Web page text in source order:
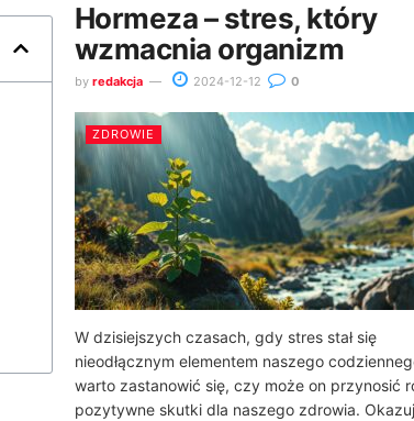
Hormeza – stres, który
wzmacnia organizm
by redakcja 2024-12-12 0
ZDROWIE
W dzisiejszych czasach, gdy stres stał się
nieodłącznym elementem naszego
warto zastanowić się, czy może on przynosić
pozytywne skutki dla naszego zdrowia.